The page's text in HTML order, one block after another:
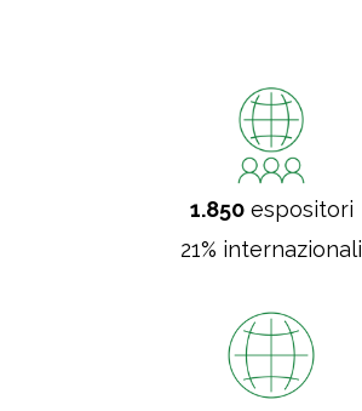
1.850espositori
21% internazionali